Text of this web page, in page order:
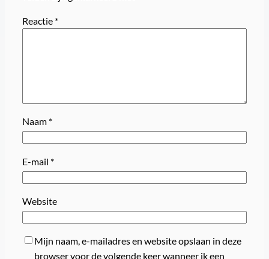
Reactie *
Naam *
E-mail *
Website
Mijn naam, e-mailadres en website opslaan in deze
browser voor de volgende keer wanneer ik een